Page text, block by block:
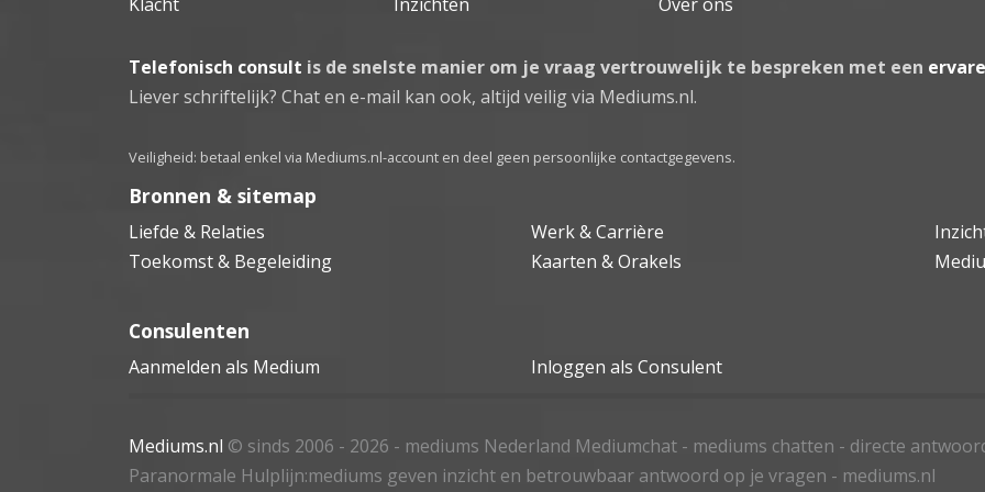
Telefonisch consult is de snelste manier om je vraag vertrouwelijk te bespreken met een
Liever schriftelijk? Chat en e-mail kan ook, altijd veilig via Mediums.nl.
Veiligheid: betaal enkel via Mediums.nl-account en deel geen persoonlijke contactgegevens.
Bronnen & sitemap
Liefde & Relaties Werk & Carrière
Toekomst & Begeleiding
Kaarten & Orakels
Consulenten
Aanmelden als Medium Inloggen als Consulent
Mediums.nl © sinds 2006 - 2026 - mediums Nederland Mediumchat - mediums chatten - directe
Paranormale Hulplijn:mediums geven inzicht en betrouwbaar antwoord op je vragen - mediums.nl